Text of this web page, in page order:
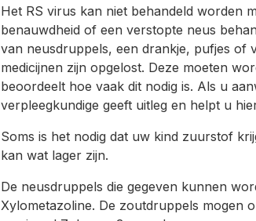
Het RS virus kan niet behandeld worden
benauwdheid of een verstopte neus
van neusdruppels, een drankje, pufjes of
medicijnen zijn opgelost. Deze moeten
beoordeelt hoe vaak dit nodig is. Als u
verpleegkundige geeft uitleg en helpt u
Soms is het nodig dat uw kind zuurstof
kan wat lager zijn.
De neusdruppels die gegeven kunnen
Xylometazoline. De zoutdruppels mogen